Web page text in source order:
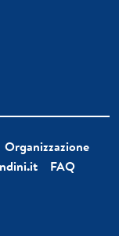
Organizzazione
FAQ